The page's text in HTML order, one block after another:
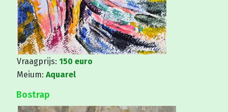
Vraagprijs: 150 euro
Meium: Aquarel
Bostrap